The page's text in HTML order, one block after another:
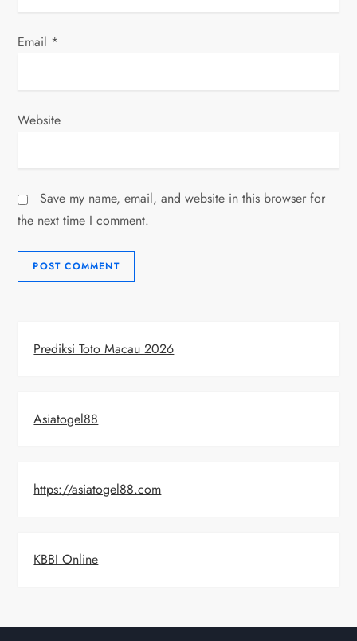
Email *
Website
Save my name, email, and website in this browser for
the next time I comment.
Prediksi Toto Macau 2026
Asiatogel88
https://asiatogel88.com
KBBI Online